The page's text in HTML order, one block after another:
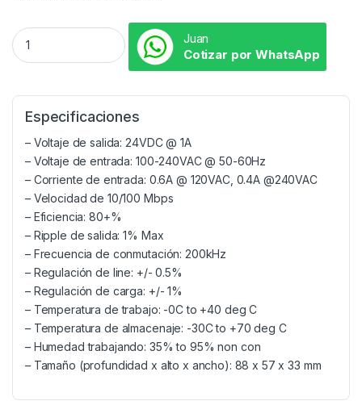
Juan
Cotizar por WhatsApp
Especificaciones
– Voltaje de salida: 24VDC @ 1A
– Voltaje de entrada: 100-240VAC @ 50-60Hz
– Corriente de entrada: 0.6A @ 120VAC, 0.4A @240VAC
– Velocidad de 10/100 Mbps
– Eficiencia: 80+%
– Ripple de salida: 1% Max
– Frecuencia de conmutación: 200kHz
– Regulación de line: +/- 0.5%
– Regulación de carga: +/- 1%
– Temperatura de trabajo: -0C to +40 deg C
– Temperatura de almacenaje: -30C to +70 deg C
– Humedad trabajando: 35% to 95% non con
– Tamaño (profundidad x alto x ancho): 88 x 57 x 33 mm